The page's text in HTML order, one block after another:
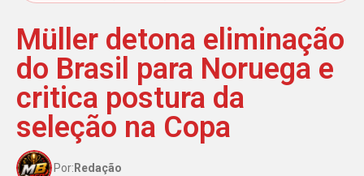
Müller detona eliminação
do Brasil para Noruega e
critica postura da
seleção na Copa
Por: Redação